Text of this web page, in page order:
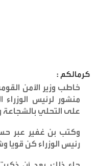
كرمالكم :
خاطب وزير الأمن
منشور لرئيس الوزراء
على التحلي بالشجاعة
وكتب بن غفير عبر
رئيس الوزراء كن قويا